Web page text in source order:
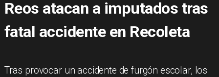
Reos atacan a imputados tras
fatal accidente en Recoleta
Tras provocar un accidente de furgón escolar, los